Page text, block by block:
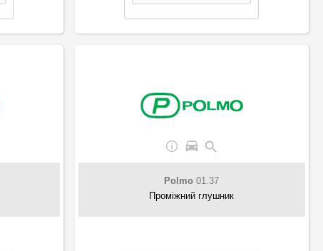
Polmo 01.37
Проміжний глушник